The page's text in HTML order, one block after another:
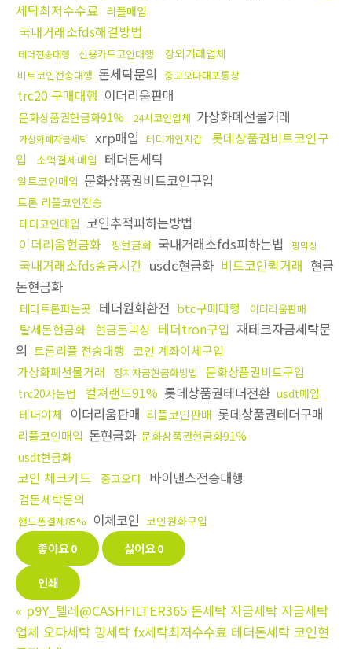
세탁최저수수료 리플매입
국내거래소fds해결방법
테더전송대행 신용카드코인대행 장외거래업체
비트코인전송대행 돈세탁문의 중고오다대포통장
trc20 구매대행 이더리움판매
문화상품권현금화91% 24시코인업체 가상화폐선물거래
가상화폐자금세탁 xrp매입 테더개인지갑
롯데상품권비트코인구
입
소액결제매입 테더돈세탁
알트코인매입 문화상품권비트코인구입
트론 리플코인전송
테더코인매입 코인추적피하는방법
이더리움현금화
핑현금화 국내거래소fds피하는법 핑믹싱
국내거래소fds송금시간 usdc현금화 비트코인퀵거래 현금
돈현금화
테더트론파는곳 테더원화환전 btc구매대행 이더리움판매
탈세돈현금화 현금돈믹싱 테더tron구입 재테크자금세탁문
의 트론리플 전송대행
코인 계좌이체구입
가상화폐선물거래
정치자금현금화방법 문화상품권비트구입
trc20사는법 컬쳐랜드91% 롯데상품권테더전환 usdt매입
테더이체 이더리움판매 리플코인판매 롯데상품권테더구매
리플코인매입 돈현금화 문화상품권현금화91%
usdt현금화
코인 체크카드 중고오다 바이낸스전송대행
검돈세탁문의
핸드폰결제85% 이체코인 코인원화구입
좋아요0 싫어요0
인쇄
« p9Y_텔레@CASHFILTER365 돈세탁 자금세탁 자금세탁
업체 오다세탁 핑세탁 fx세탁최저수수료 테더돈세탁 코인현